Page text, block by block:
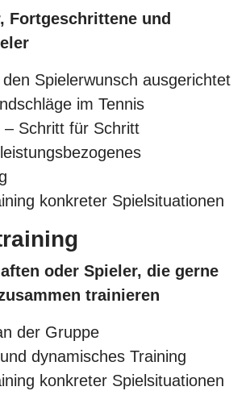
Fortgeschrittene und
Spielerwunsch ausgerichtet
im Tennis
– Schritt für Schritt
konkreter Spielsituationen
oder Spieler, die gerne
trainieren
der Gruppe
dynamisches Training
konkreter Spielsituationen